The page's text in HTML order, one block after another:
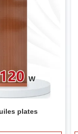
plates